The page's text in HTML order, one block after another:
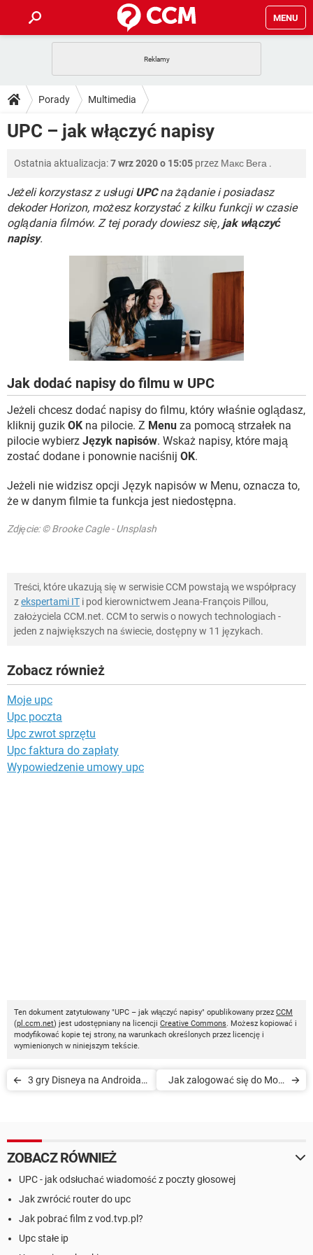
MENU
GRY
SPOTIFY NETFLIX
PORADY
PlayStation
GRY WHATSAPP
SPOTIFY NETFLIX
INSTAGRAM FACEBOOK
WINDOWS 10
DO POBRANIA
IOS NETFLIX
INSTAGRAM FACEBOOK
WINDOWS 10
FORUM
COVID-19 TIKTOK
GRY WHATSAPP
SPOTIFY
FACEBOOK
ARTYKUŁY
COVID-19 TIKTOK
GRY
FACEBOOK
Porady Multimedia
UPC – jak włączyć napisy
Ostatnia aktualizacja:7 wrz 2020 o 15:05 przez Макс Вега .
Jeżeli korzystasz z usługiUPCna żądanie i posiadasz
dekoder Horizon, możesz korzystać z kilku funkcji w czasie
oglądania filmów. Z tej porady dowiesz się, jak włączyć
napisy.
Jak dodać napisy do filmu w UPC
Jeżeli chcesz dodać napisy do filmu, który właśnie oglądasz,
kliknij guzik OK na pilocie. Z Menu za pomocą strzałek na
pilocie wybierz Język napisów. Wskaż napisy, które mają
zostać dodane i ponownie naciśnij OK.
Jeżeli nie widzisz opcji Język napisów w Menu, oznacza to,
że w danym filmie ta funkcja jest niedostępna.
Zdjęcie: © Brooke Cagle - Unsplash
Treści, które ukazują się w serwisie CCM powstają we współpracy
zekspertami IT i pod kierownictwem Jeana-François Pillou,
założyciela CCM.net. CCM to serwis o nowych technologiach -
jeden z największych na świecie, dostępny w 11 językach.
Zobacz również
Moje upc
Upc poczta
Upc zwrot sprzętu
Upc faktura do zapłaty
Wypowiedzenie umowy upc
Ten dokument zatytułowany "UPC – jak włączyć napisy" opublikowany przez CCM
(pl.ccm.net) jest udostępniany na licencji Creative Commons. Możesz kopiować i
modyfikować kopie tej strony, na warunkach określonych przez licencję i
wymienionych w niniejszym tekście.
3 gry Disneya na Androida
Jak zalogować się do Moje
ZOBACZ RÓWNIEŻ
UPC - jak odsłuchać wiadomość z poczty głosowej
Jak zwrócić router do upc
Jak pobrać film z vod.tvp.pl?
Upc stałe ip